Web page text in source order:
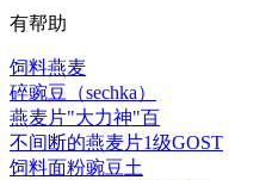
有帮助
饲料燕麦
碎豌豆（sechka）
燕麦片"大力神"百
不间断的燕麦片1级GOST
饲料面粉豌豆土